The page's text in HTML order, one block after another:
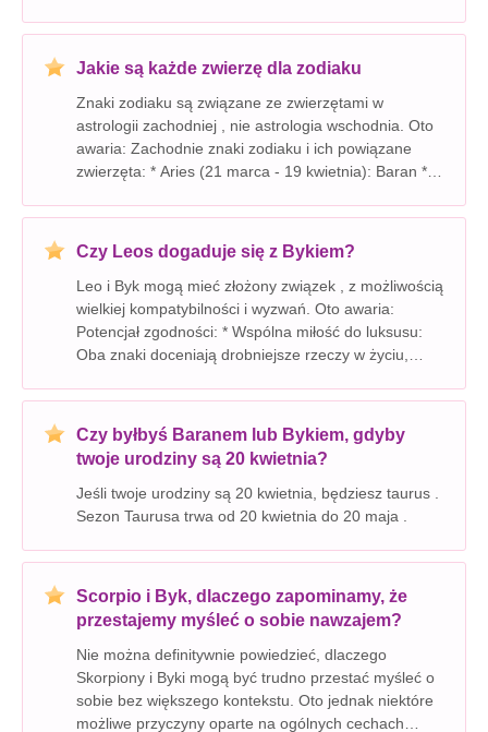
dopasowanie w astrologii: Wspólna płaszczyzna: *
Jakie są każde zwierzę dla zodiaku
Znaki zodiaku są związane ze zwierzętami w
astrologii zachodniej , nie astrologia wschodnia. Oto
awaria: Zachodnie znaki zodiaku i ich powiązane
zwierzęta: * Aries (21 marca - 19 kwietnia): Baran *
maja - 20 czerwca): Bliźniaki (nie jedno z
Czy Leos dogaduje się z Bykiem?
Leo i Byk mogą mieć złożony związek , z możliwością
wielkiej kompatybilności i wyzwań. Oto awaria:
Potencjał zgodności: * Wspólna miłość do luksusu:
Oba znaki doceniają drobniejsze rzeczy w życiu,
rozpieszczaniem się. Ta wspólna miłość do luk
Czy byłbyś Baranem lub Bykiem, gdyby
twoje urodziny są 20 kwietnia?
Jeśli twoje urodziny są 20 kwietnia, będziesz taurus .
Scorpio i Byk, dlaczego zapominamy, że
przestajemy myśleć o sobie nawzajem?
Nie można definitywnie powiedzieć, dlaczego
Skorpiony i Byki mogą być trudno przestać myśleć o
sobie bez większego kontekstu. Oto jednak niektóre
możliwe przyczyny oparte na ogólnych cechach